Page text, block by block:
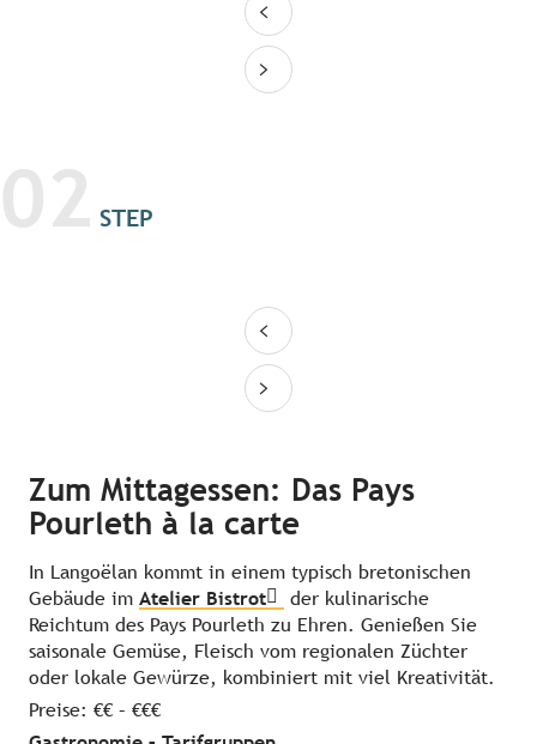
02 STEP
Zum Mittagessen: Das Pays
Pourleth à la carte
In Langoëlan kommt in einem typisch bretonischen
Gebäude im Atelier Bistrot
der kulinarische
Reichtum des Pays Pourleth zu Ehren. Genießen Sie
saisonale Gemüse, Fleisch vom regionalen Züchter
oder lokale Gewürze, kombiniert mit viel Kreativität.
Preise: €€ – €€€